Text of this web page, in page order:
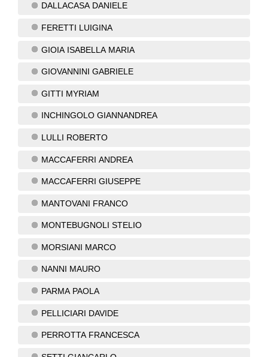
DALLACASA DANIELE
FERETTI LUIGINA
GIOIA ISABELLA MARIA
GIOVANNINI GABRIELE
GITTI MYRIAM
INCHINGOLO GIANNANDREA
LULLI ROBERTO
MACCAFERRI ANDREA
MACCAFERRI GIUSEPPE
MANTOVANI FRANCO
MONTEBUGNOLI STELIO
MORSIANI MARCO
NANNI MAURO
PARMA PAOLA
PELLICIARI DAVIDE
PERROTTA FRANCESCA